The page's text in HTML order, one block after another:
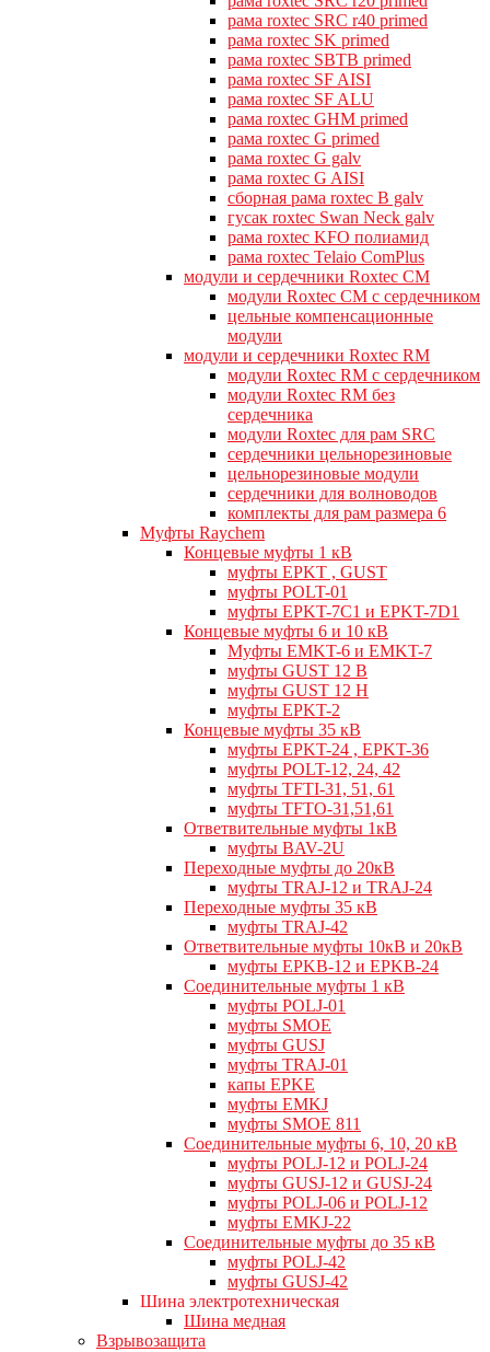
рама roxtec SRC r40 primed
рама roxtec SK primed
рама roxtec SBTB primed
рама roxtec SF AISI
рама roxtec SF ALU
рама roxtec GHM primed
рама roxtec G primed
рама roxtec G galv
рама roxtec G AISI
сборная рама roxtec B galv
гусак roxtec Swan Neck galv
рама roxtec KFO полиамид
рама roxtec Telaio ComPlus
модули и сердечники Roxtec CM
модули Roxtec CM с сердечником
цельные компенсационные
модули
модули и сердечники Roxtec RM
модули Roxtec RM с сердечником
модули Roxtec RM без
сердечника
модули Roxtec для рам SRC
сердечники цельнорезиновые
цельнорезиновые модули
сердечники для волноводов
комплекты для рам размера 6
Муфты Raychem
Концевые муфты 1 кВ
муфты EPKT , GUST
муфты POLT-01
муфты EPKT-7C1 и EPKT-7D1
Концевые муфты 6 и 10 кВ
Муфты EMKT-6 и EMKT-7
муфты GUST 12 В
муфты GUST 12 Н
муфты EPKT-2
Концевые муфты 35 кВ
муфты EPKT-24 , EPKT-36
муфты POLT-12, 24, 42
муфты TFTI-31, 51, 61
муфты TFTO-31,51,61
Ответвительные муфты 1кВ
муфты BAV-2U
Переходные муфты до 20кВ
муфты TRAJ-12 и TRAJ-24
Переходные муфты 35 кВ
муфты TRAJ-42
Ответвительные муфты 10кВ и 20кВ
муфты EPKB-12 и EPKB-24
Cоединительные муфты 1 кВ
муфты POLJ-01
муфты SMOE
муфты GUSJ
муфты TRAJ-01
капы EPKE
муфты EMKJ
муфты SMOE 811
Соединительные муфты 6, 10, 20 кВ
муфты POLJ-12 и POLJ-24
муфты GUSJ-12 и GUSJ-24
муфты POLJ-06 и POLJ-12
муфты EMKJ-22
Соединительные муфты до 35 кВ
муфты POLJ-42
муфты GUSJ-42
Шина электротехническая
Шина медная
Взрывозащита